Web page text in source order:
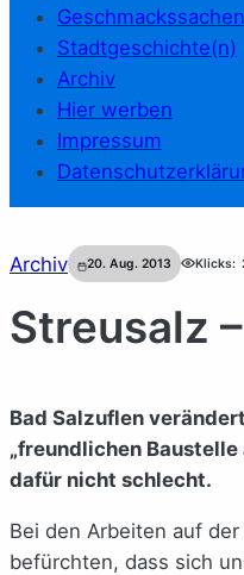
Geschmackssachen
Stadtgeschichte(n)
Archiv
Hier werben
Impressum
Archiv 20. Aug. 2013 Klicks:
Streusalz
Bad Salzuflen
„freundlichen
dafür nicht schlecht.
Bei den Arbeiten auf
befürchten, dass sich